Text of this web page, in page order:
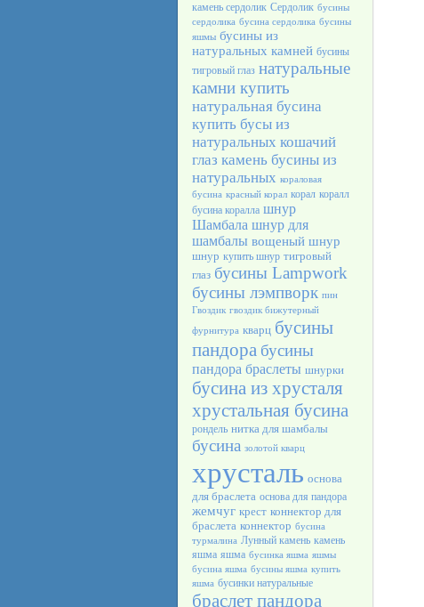
камень сердолик Сердолик бусины
сердолика бусина сердолика бусины
яшмы бусины из
натуральных камней бусины
тигровый глаз натуральные
камни купить
натуральная бусина
купить бусы из
натуральных кошачий
глаз камень бусины из
натуральных кораловая
бусина красный корал корал коралл
бусина коралла шнур
Шамбала шнур для
шамбалы вощеный шнур
шнур купить шнур тигровый
глаз бусины Lampwork
бусины лэмпворк пин
Гвоздик гвоздик бижутерный
фурнитура кварц бусины
пандора бусины
пандора браслеты шнурки
бусина из хрусталя
хрустальная бусина
рондель нитка для шамбалы
бусина золотой кварц
хрусталь основа
для браслета основа для пандора
жемчуг крест коннектор для
браслета коннектор бусина
турмалина Лунный камень камень
яшма яшма бусинка яшма яшмы
бусина яшма бусины яшма купить
яшма бусинки натуральные
браслет пандора